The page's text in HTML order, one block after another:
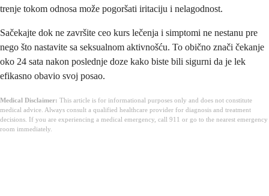
trenje tokom odnosa može pogoršati iritaciju i nelagodnost.
Sačekajte dok ne završite ceo kurs lečenja i simptomi ne nestanu pre
nego što nastavite sa seksualnom aktivnošću. To obično znači čekanje
oko 24 sata nakon poslednje doze kako biste bili sigurni da je lek
efikasno obavio svoj posao.
Medical Disclaimer: This article is for informational purposes only and does not constitute
medical advice. Always consult a qualified healthcare provider for diagnosis and treatment
decisions. If you are experiencing a medical emergency, call 911 or go to the nearest emergency
room immediately.